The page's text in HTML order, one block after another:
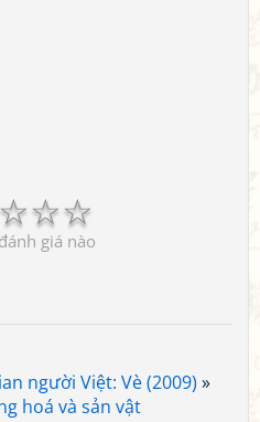
☆
☆
☆
giá nào
người Việt: Vè (2009) »
hoá và sản vật